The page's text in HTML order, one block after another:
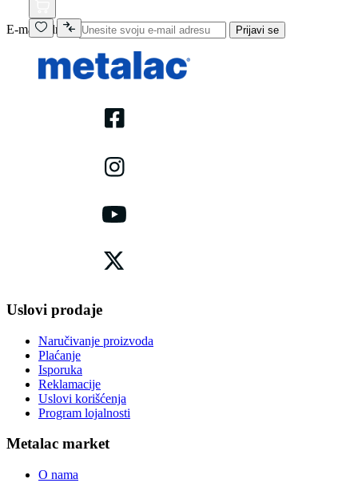
E-mail adresa Prijavi se
Uslovi prodaje
Naručivanje proizvoda
Plaćanje
Isporuka
Reklamacije
Uslovi korišćenja
Program lojalnosti
Metalac market
O nama